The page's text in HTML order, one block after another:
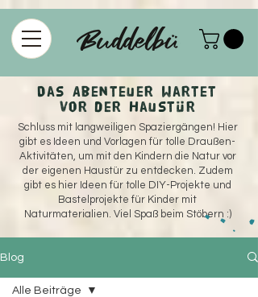
Das Abenteuer wartet
vor der Haustür
Schluss mit langweiligen Spaziergängen! Hier
gibt es Ideen und Vorlagen für tolle Draußen-
Aktivitäten, um mit den Kindern die Natur vor
der eigenen Haustür zu entdecken. Zudem
gibt es hier Ideen für tolle DIY-Projekte und
Bastelprojekte für Kinder mit
Naturmaterialien. Viel Spaß beim Stöbern :)
Blog
Alle Beiträge